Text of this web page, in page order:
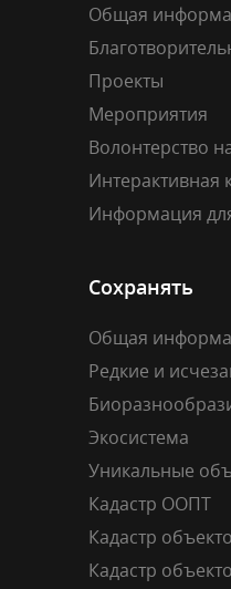
Общая
Проекты
Мероприятия
Волонтерство
Интерактивная
Информация
Сохранять
Общая
Редкие и
Экосистема
Уникальные
Кадастр ООПТ
Кадастр
Кадастр